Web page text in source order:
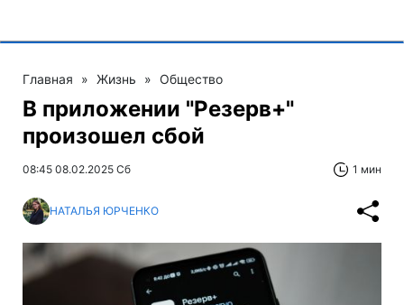
Главная » Жизнь » Общество
В приложении "Резерв+"
произошел сбой
08:45 08.02.2025 Сб 1 мин
НАТАЛЬЯ ЮРЧЕНКО